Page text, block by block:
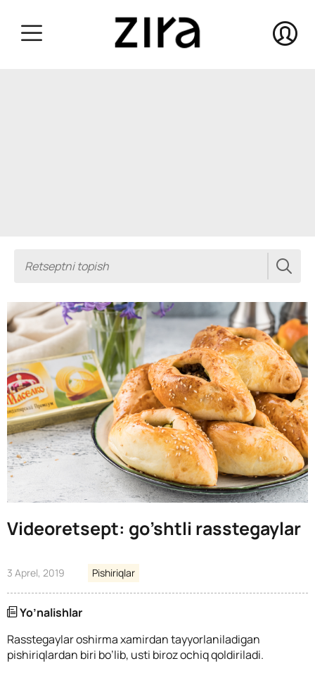
Videoretsept: go’shtli rasstegaylar
3 Aprel, 2019 Pishiriqlar
Yo’nalishlar
Rasstegaylar oshirma xamirdan tayyorlaniladigan
pishiriqlardan biri bo’lib, usti biroz ochiq qoldiriladi.